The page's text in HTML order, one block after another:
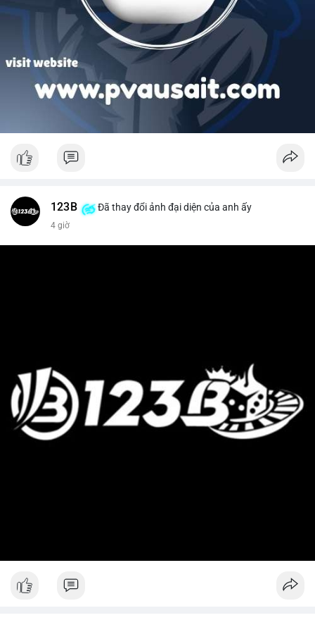
123B Đã thay đổi ảnh đại diện của anh ấy
4 giờ